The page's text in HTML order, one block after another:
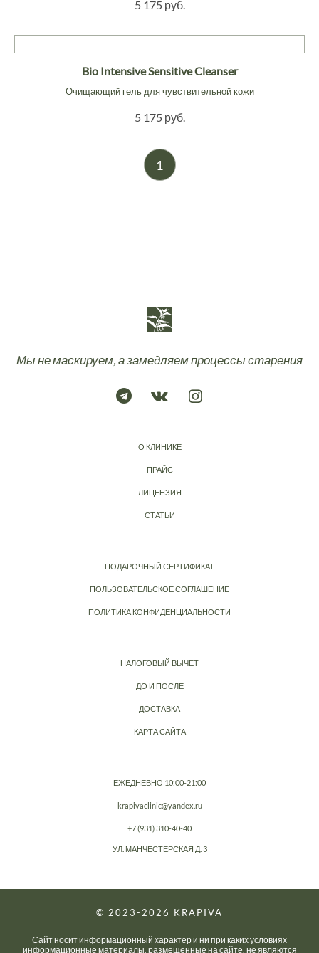
5 175 руб.
Bio Intensive Sensitive Cleanser
Очищающий гель для чувствительной кожи
5 175 руб.
1
Мы не маскируем, а замедляем процессы старения
О КЛИНИКЕ
ПРАЙС
ЛИЦЕНЗИЯ
СТАТЬИ
ПОДАРОЧНЫЙ СЕРТИФИКАТ
ПОЛЬЗОВАТЕЛЬСКОЕ СОГЛАШЕНИЕ
ПОЛИТИКА КОНФИДЕНЦИАЛЬНОСТИ
НАЛОГОВЫЙ ВЫЧЕТ
ДО И ПОСЛЕ
ДОСТАВКА
КАРТА САЙТА
ЕЖЕДНЕВНО 10:00-21:00
krapivaclinic@yandex.ru
+7 (931) 310-40-40
УЛ. МАНЧЕСТЕРСКАЯ Д. 3
© 2023-2026 KRAPIVA
Сайт носит информационный характер и ни при каких условиях
информационные материалы, размещенные на сайте, не являются